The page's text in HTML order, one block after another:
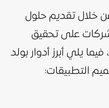
خلال تقديم حلول
على تحقيق
يلي أبرز أدوار بولد
التطبيقات: